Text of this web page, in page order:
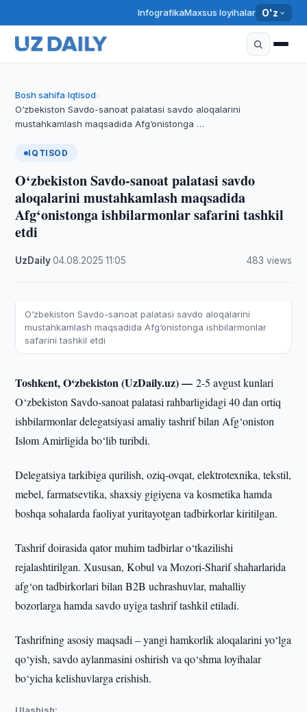
InfografikaMaxsus loyihalar O'z
Bosh sahifa›Iqtisod›
O‘zbekiston Savdo-sanoat palatasi savdo aloqalarini
mustahkamlash maqsadida Afg‘onistonga …
IQTISOD
O‘zbekiston Savdo-sanoat palatasi savdo
aloqalarini mustahkamlash maqsadida
Afg‘onistonga ishbilarmonlar safarini tashkil
etdi
UzDaily·04.08.2025 ·11:05 483 views
O‘zbekiston Savdo-sanoat palatasi savdo aloqalarini
mustahkamlash maqsadida Afg‘onistonga ishbilarmonlar
safarini tashkil etdi
Toshkent, O‘zbekiston (UzDaily.uz) —2-5 avgust kunlari
O‘zbekiston Savdo-sanoat palatasi rahbarligidagi 40 dan ortiq
ishbilarmonlar delegatsiyasi amaliy tashrif bilan Afg‘oniston
Islom Amirligida bo‘lib turibdi.
Delegatsiya tarkibiga qurilish, oziq-ovqat, elektrotexnika, tekstil,
mebel, farmatsevtika, shaxsiy gigiyena va kosmetika hamda
boshqa sohalarda faoliyat yuritayotgan tadbirkorlar kiritilgan.
Tashrif doirasida qator muhim tadbirlar o‘tkazilishi
rejalashtirilgan. Xususan, Kobul va Mozori-Sharif shaharlarida
afg‘on tadbirkorlari bilan B2B uchrashuvlar, mahalliy
bozorlarga hamda savdo uyiga tashrif tashkil etiladi.
Tashrifning asosiy maqsadi – yangi hamkorlik aloqalarini yo‘lga
qo‘yish, savdo aylanmasini oshirish va qo‘shma loyihalar
bo‘yicha kelishuvlarga erishish.